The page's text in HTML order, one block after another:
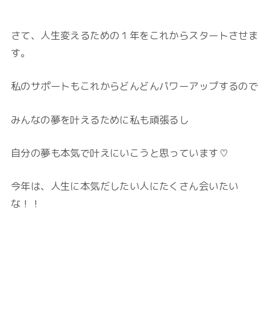
さて、人生変えるための１年をこれからスタートさせま
す。
私のサポートもこれからどんどんパワーアップするので
みんなの夢を叶えるために私も頑張るし
自分の夢も本気で叶えにいこうと思っています♡
今年は、人生に本気だしたい人にたくさん会いたい
な！！